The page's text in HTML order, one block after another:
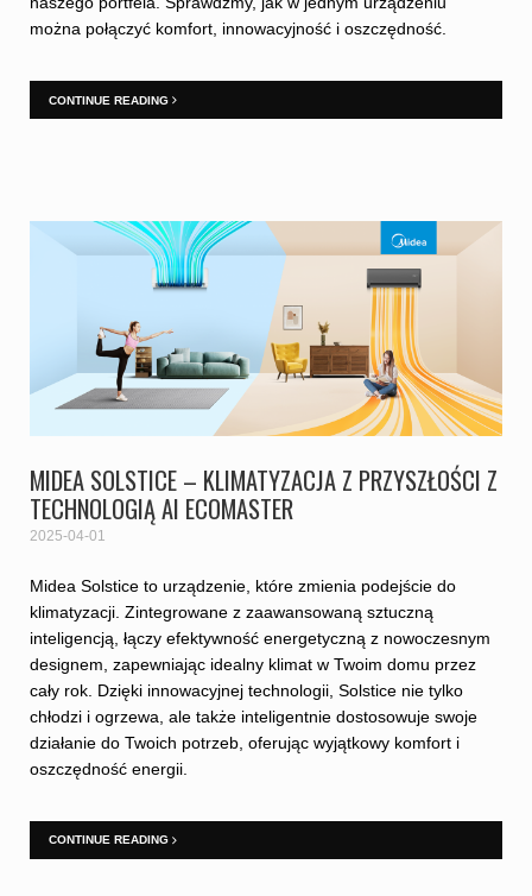
można połączyć komfort, innowacyjność i oszczędność.
CONTINUE READING
MIDEA SOLSTICE – KLIMATYZACJA Z PRZYSZŁOŚCI Z
TECHNOLOGIĄ AI ECOMASTER
2025-04-01
Midea Solstice to urządzenie, które zmienia podejście do
klimatyzacji. Zintegrowane z zaawansowaną sztuczną
inteligencją, łączy efektywność energetyczną z nowoczesnym
designem, zapewniając idealny klimat w Twoim domu przez
cały rok. Dzięki innowacyjnej technologii, Solstice nie tylko
chłodzi i ogrzewa, ale także inteligentnie dostosowuje swoje
działanie do Twoich potrzeb, oferując wyjątkowy komfort i
oszczędność energii.
CONTINUE READING